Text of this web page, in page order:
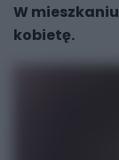
W
kobietę.